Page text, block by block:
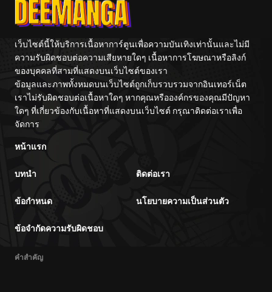
เว็บไซต์นี้ให้บริการเนื้อหาการ์ตูนเพื่อความบันเทิงเท่านั้นและไม่มี
ความรับผิดชอบต่อความเสียหายใดๆ เนื้อหาการโฆษณาหรือลิงก์
ของบุคคลที่สามที่แสดงบนเว็บไซต์ของเรา
ข้อมูลและภาพทั้งหมดบนเว็บไซต์ถูกเก็บรวบรวมจากอินเทอร์เน็ต
เราไม่รับผิดชอบต่อเนื้อหาใดๆ หากคุณหรือองค์กรของคุณมีปัญหา
ใดๆ ที่เกี่ยวข้องกับเนื้อหาที่แสดงบนเว็บไซต์ กรุณาติดต่อเราเพื่อ
จัดการ
หน้าแรก
บทนำ ติดต่อเรา
ข้อกำหนด นโยบายความเป็นส่วนตัว
ข้อจำกัดความรับผิดชอบ
คำสำคัญ